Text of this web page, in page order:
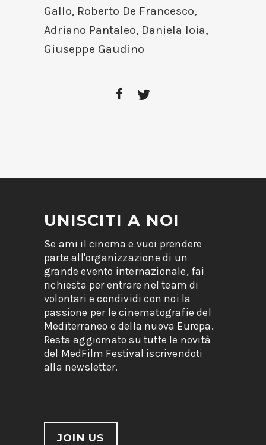
Gallo, Roberto De Francesco,
Adriano Pantaleo, Daniela Ioia,
Giuseppe Gaudino
UNISCITI A NOI
Se ami il cinema e vuoi prendere
parte all'organizzazione di un
grande evento internazionale, fai
richiesta per entrare nel team di
volontari e condividi con noi la
passione per le cinematografie del
Mediterraneo e della nuova Europa.
Resta aggiornato su tutte le novità
del MedFilm Festival iscrivendoti
alla newsletter.
JOIN US